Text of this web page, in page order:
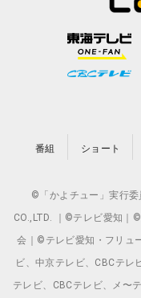
番組 ショート
©「かよチュー」実行
CO.,LTD. ｜©テレビ愛知｜
会｜©テレビ愛知・フリュ
ビ、中京テレビ、CBCテレ
テレビ、CBCテレビ、メ